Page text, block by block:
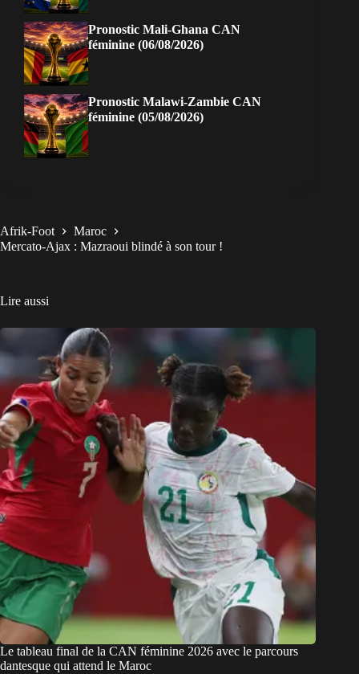
Pronostic Mali-Ghana CAN
féminine (06/08/2026)
Pronostic Malawi-Zambie CAN
féminine (05/08/2026)
Afrik-Foot
Maroc
Mercato-Ajax : Mazraoui blindé à son tour !
Lire aussi
Le tableau final de la CAN féminine 2026 avec le parcours
dantesque qui attend le Maroc